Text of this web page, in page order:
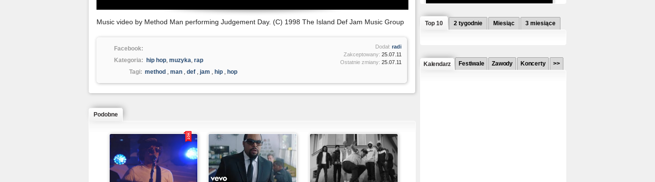
Music video by Method Man performing Judgement Day. (C) 1998 The Island Def Jam Music Group
Facebook:
Kategoria:
hip hop, muzyka, rap
Tagi: method , man , def , jam , hip , hop
Dodał: radi
Zakceptowany: 25.07.11
Ostatnie zmiany: 25.07.11
Podobne
Top 10 2 tygodnie Miesiąc 3 miesiące
Kalendarz Festiwale Zawody Koncerty >>